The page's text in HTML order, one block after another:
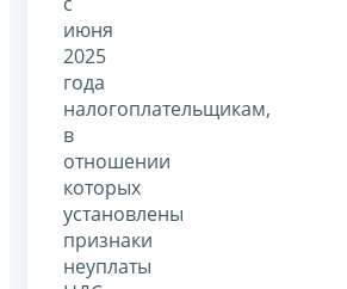
июня
2025
года
налогоплательщикам,
в
отношении
которых
установлены
признаки
неуплаты